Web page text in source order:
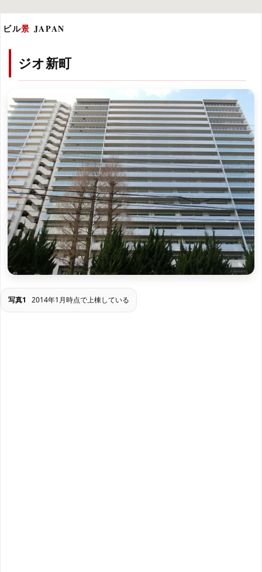
ビル景 JAPAN
ジオ新町
写真1 2014年1月時点で上棟している